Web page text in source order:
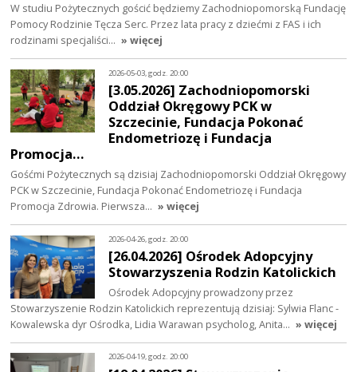
W studiu Pożytecznych gościć będziemy Zachodniopomorską Fundację
Pomocy Rodzinie Tęcza Serc. Przez lata pracy z dziećmi z FAS i ich
rodzinami specjaliści… » więcej
2026-05-03, godz. 20:00
[3.05.2026] Zachodniopomorski
Oddział Okręgowy PCK w
Szczecinie, Fundacja Pokonać
Endometriozę i Fundacja
Promocja…
Gośćmi Pożytecznych są dzisiaj Zachodniopomorski Oddział Okręgowy
PCK w Szczecinie, Fundacja Pokonać Endometriozę i Fundacja
Promocja Zdrowia. Pierwsza… » więcej
2026-04-26, godz. 20:00
[26.04.2026] Ośrodek Adopcyjny
Stowarzyszenia Rodzin Katolickich
Ośrodek Adopcyjny prowadzony przez
Stowarzyszenie Rodzin Katolickich reprezentują dzisiaj: Sylwia Flanc -
Kowalewska dyr Ośrodka, Lidia Warawan psycholog, Anita… » więcej
2026-04-19, godz. 20:00